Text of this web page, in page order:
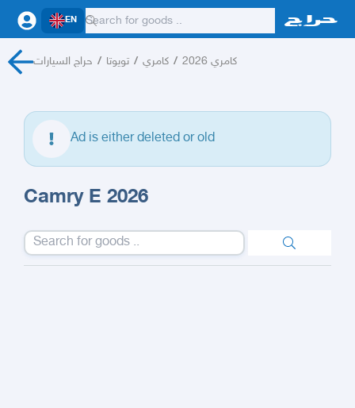
EN
حراج السيارات / تويوتا / كامري / كامري 2026
Ad is either deleted or old
Camry E 2026